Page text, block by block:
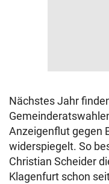
Nächstes Jahr
Anzeigenflut gegen
widerspiegelt. So
Christian Scheider
Klagenfurt schon